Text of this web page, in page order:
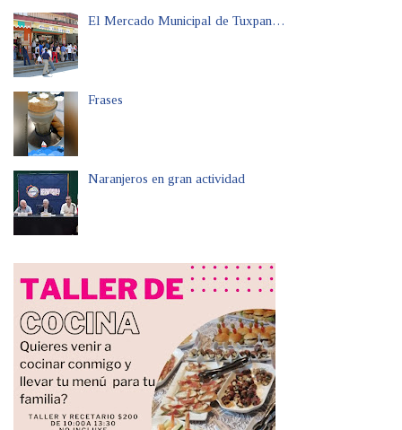
El Mercado Municipal de Tuxpan…
Frases
Naranjeros en gran actividad